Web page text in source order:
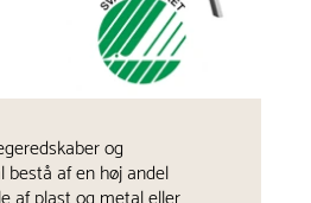
og
bestå af en høj andel